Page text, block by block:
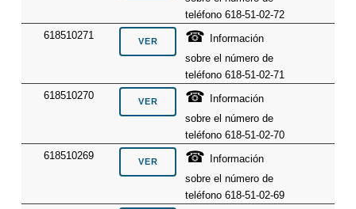
teléfono 618-51-02-72
618510271
☎
Información
sobre el número de
teléfono 618-51-02-71
618510270
☎
Información
sobre el número de
teléfono 618-51-02-70
618510269
☎
Información
sobre el número de
teléfono 618-51-02-69